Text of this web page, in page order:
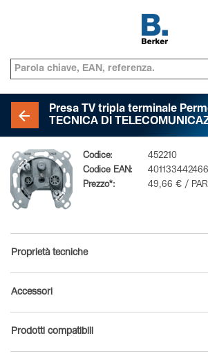
Presa TV tripla terminale
TECNICA DI
Codice:
452210
Codice EAN:
Prezzo*:
49,66 € /
Proprietà tecniche
Accessori
Prodotti compatibili